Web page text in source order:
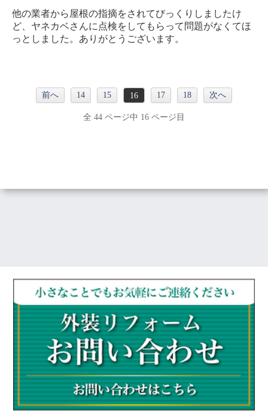
他の業者から屋根の指摘をされてびっくりしましたけ
ど、ヤネカベさんに点検をしてもらって問題がなくてほ
っとしました。ありがとうございます。
前へ 14 15 16 17 18 次へ
全 44 ページ中 16 ページ目